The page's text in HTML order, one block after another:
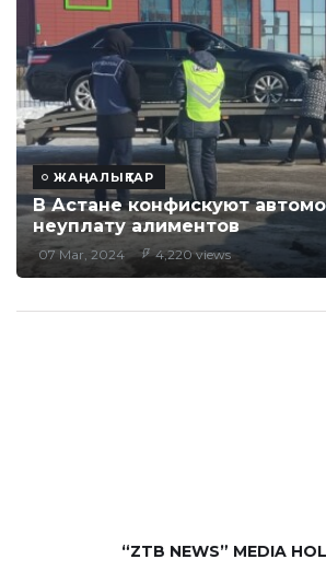
ЖАҢАЛЫҚТАР
В Астане конфискуют
неуплату алиментов
07 Mar, 2024 4,220 views
“ZTB NEWS” MEDIA